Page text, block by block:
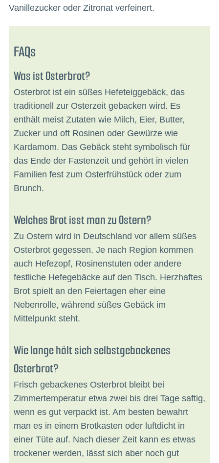
Vanillezucker oder Zitronat verfeinert.
FAQs
Was ist Osterbrot?
Osterbrot ist ein süßes Hefeteiggebäck, das
traditionell zur Osterzeit gebacken wird. Es
enthält meist Zutaten wie Milch, Eier, Butter,
Zucker und oft Rosinen oder Gewürze wie
Kardamom. Das Gebäck steht symbolisch für
das Ende der Fastenzeit und gehört in vielen
Familien fest zum Osterfrühstück oder zum
Brunch.
Welches Brot isst man zu Ostern?
Zu Ostern wird in Deutschland vor allem süßes
Osterbrot gegessen. Je nach Region kommen
auch Hefezopf, Rosinenstuten oder andere
festliche Hefegebäcke auf den Tisch. Herzhaftes
Brot spielt an den Feiertagen eher eine
Nebenrolle, während süßes Gebäck im
Mittelpunkt steht.
Wie lange hält sich selbstgebackenes
Osterbrot?
Frisch gebackenes Osterbrot bleibt bei
Zimmertemperatur etwa zwei bis drei Tage saftig,
wenn es gut verpackt ist. Am besten bewahrt
man es in einem Brotkasten oder luftdicht in
einer Tüte auf. Nach dieser Zeit kann es etwas
trockener werden, lässt sich aber noch gut